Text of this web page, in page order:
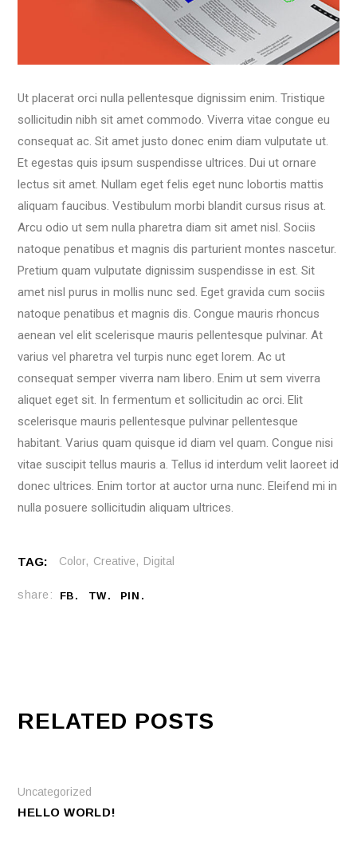
Ut placerat orci nulla pellentesque dignissim enim. Tristique
sollicitudin nibh sit amet commodo. Viverra vitae congue eu
consequat ac. Sit amet justo donec enim diam vulputate ut.
Et egestas quis ipsum suspendisse ultrices. Dui ut ornare
lectus sit amet. Nullam eget felis eget nunc lobortis mattis
aliquam faucibus. Vestibulum morbi blandit cursus risus at.
Arcu odio ut sem nulla pharetra diam sit amet nisl. Sociis
natoque penatibus et magnis dis parturient montes nascetur.
Pretium quam vulputate dignissim suspendisse in est. Sit
amet nisl purus in mollis nunc sed. Eget gravida cum sociis
natoque penatibus et magnis dis. Congue mauris rhoncus
aenean vel elit scelerisque mauris pellentesque pulvinar. At
varius vel pharetra vel turpis nunc eget lorem. Ac ut
consequat semper viverra nam libero. Enim ut sem viverra
aliquet eget sit. In fermentum et sollicitudin ac orci. Elit
scelerisque mauris pellentesque pulvinar pellentesque
habitant. Varius quam quisque id diam vel quam. Congue nisi
vitae suscipit tellus mauris a. Tellus id interdum velit laoreet id
donec ultrices. Enim tortor at auctor urna nunc. Eleifend mi in
nulla posuere sollicitudin aliquam ultrices.
TAG: Color Creative Digital
share: FB TW PIN
RELATED POSTS
Uncategorized
HELLO WORLD!